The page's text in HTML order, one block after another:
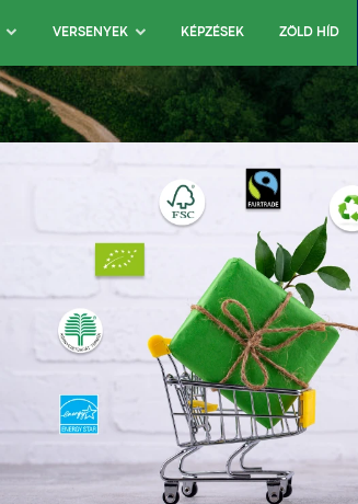
VERSENYEK KÉPZÉSEK ZÖLD HÍD